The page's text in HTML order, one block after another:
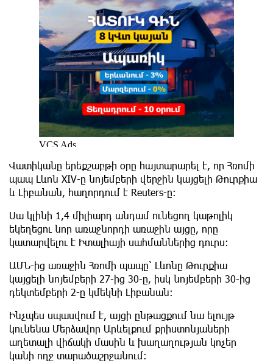
Վատիկանը երեքշաբթի օրը հայտարարել է, որ Հռոմի
պապ Լևոն XIV-ը նոյեմբերի վերջին կայցելի Թուրքիա
և Լիբանան, հաղորդում է Reuters-ը։
Սա կլինի 1,4 միլիարդ անդամ ունեցող կաթոլիկ
եկեղեցու նոր առաջնորդի առաջին այցը, որը
կատարվելու է Իտալիայի սահմաններից դուրս:
ԱՄՆ-ից առաջին Հռոմի պապը՝ Լևոնը Թուրքիա
կայցելի նոյեմբերի 27-ից 30-ը, իսկ նոյեմբերի 30-ից
դեկտեմբերի 2-ը կմեկնի Լիբանան։
Ինչպես սպասվում է, այցի ընթացքում նա ելույթ
կունենա Մերձավոր Արևելքում քրիստոնյաների
աղետալի վիճակի մասին և խաղաղության կոչեր
կանի ողջ տարածաշրջանում: